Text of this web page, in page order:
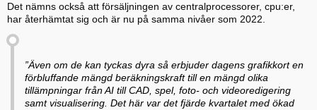
Det nämns också att försäljningen av centralprocessorer, cpu:er,
har återhämtat sig och är nu på samma nivåer som 2022.
”Även om de kan tyckas dyra så erbjuder dagens grafikkort en
förbluffande mängd beräkningskraft till en mängd olika
tillämpningar från AI till CAD, spel, foto- och videoredigering
samt visualisering. Det här var det fjärde kvartalet med ökad